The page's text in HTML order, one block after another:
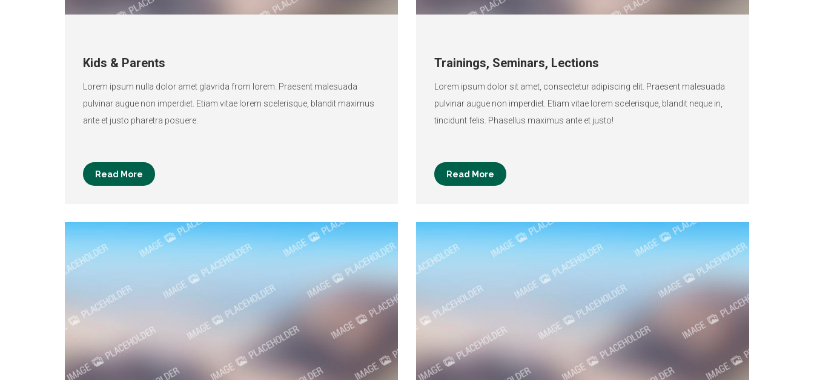
Kids & Parents
Lorem ipsum nulla dolor amet glavrida from lorem. Praesent malesuada
pulvinar augue non imperdiet. Etiam vitae lorem scelerisque, blandit maximus
ante et justo pharetra posuere.
Read More
Trainings, Seminars, Lections
Lorem ipsum dolor sit amet, consectetur adipiscing elit. Praesent malesuada
pulvinar augue non imperdiet. Etiam vitae lorem scelerisque, blandit neque in,
tincidunt felis. Phasellus maximus ante et justo!
Read More